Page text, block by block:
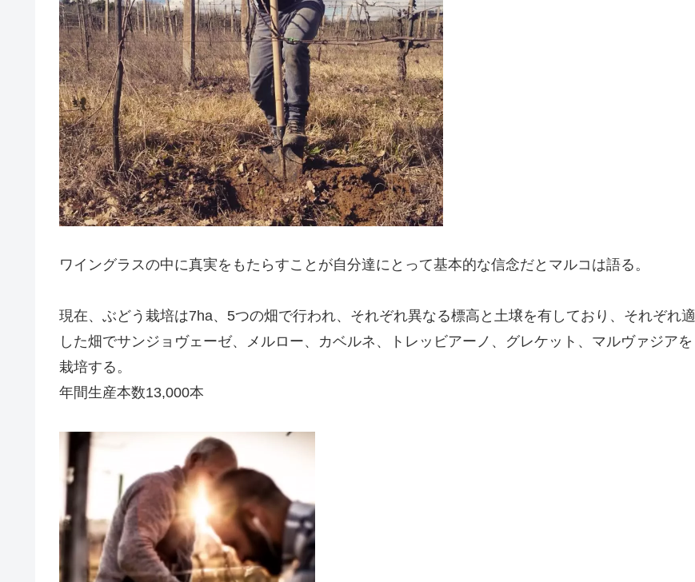
ワイングラスの中に真実をもたらすことが自分達にとって基本的な信念だとマルコは語る。
現在、ぶどう栽培は7ha、5つの畑で行われ、それぞれ異なる標高と土壌を有しており、それぞれ適
した畑でサンジョヴェーゼ、メルロー、カベルネ、トレッビアーノ、グレケット、マルヴァジアを
栽培する。
年間生産本数13,000本